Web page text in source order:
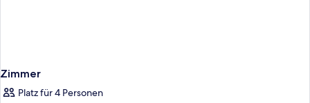
Zimmer
Platz für 4 Personen